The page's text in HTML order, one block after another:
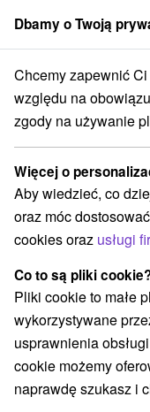
członek grupySorger
kraj Banská Bystrica
Opera
Bystrzycy
Wyświetl stronę
Facebook
Opinii Google
Národná 790
974 01 Banská
Dbamy o Twoją
Chcemy zapewnić
względu na
zgody na używanie
Więcej o
Aby wiedzieć, co
oraz móc
cookies oraz usługi
Co to są pliki
Pliki cookie to małe
wykorzystywane
usprawnienia
cookie możemy
naprawdę szukasz i